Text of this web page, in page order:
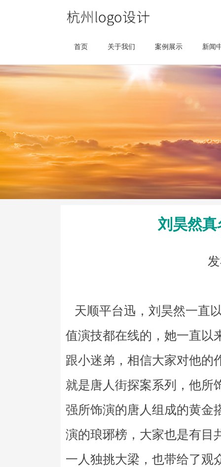
首页 关于我们 案例展示 新闻
刘昊然
天顺平台迅，刘昊然一直
值演技都在线的，她一直以
跟小迷弟，相信大家对他的
就是唐人街探案系列，他所
强所饰演的唐人组成的黄金
演的琅琊榜，大家也是有目
一人独挑大梁，也带给了观